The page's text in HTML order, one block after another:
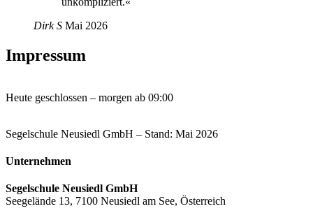
Dirk S Mai 2026
Impressum
Heute geschlossen – morgen ab 09:00
Segelschule Neusiedl GmbH – Stand: Mai 2026
Unternehmen
Segelschule Neusiedl GmbH
Seegelände 13, 7100 Neusiedl am See, Österreich